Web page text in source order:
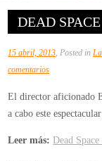
DEAD
15 abril, 2013, Posted in
comentariosen
Space
–
Vídeo
El director aficionado
a cabo este
Leer más: Dead